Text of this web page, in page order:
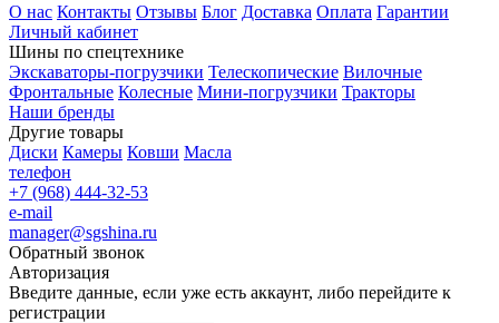
О нас Контакты Отзывы Блог Доставка Оплата Гарантии
Личный кабинет
Шины по спецтехнике
Экскаваторы-погрузчики Телескопические Вилочные
Фронтальные Колесные Мини-погрузчики Тракторы
Наши бренды
Другие товары
Диски Камеры Ковши Масла
телефон
+7 (968) 444-32-53
e-mail
manager@sgshina.ru
Обратный звонок
Авторизация
Введите данные, если уже есть аккаунт, либо перейдите к
регистрации